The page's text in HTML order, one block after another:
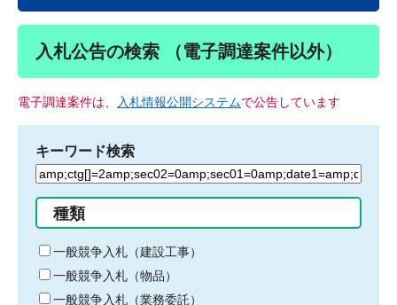
入札公告の検索 （電子調達案件以外）
電子調達案件は、 入札情報公開システムで公告しています
キーワード検索
検
る
キ
ー
ワ
種類
一般競争入札（建設工事）
一般競争入札（物品）
一般競争入札（業務委託）